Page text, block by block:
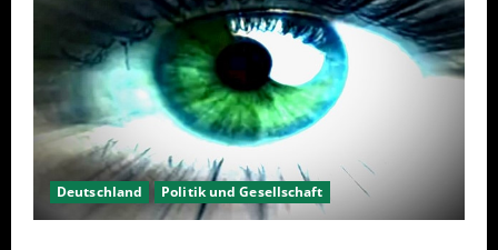
Deutschland Politik und Gesellschaft